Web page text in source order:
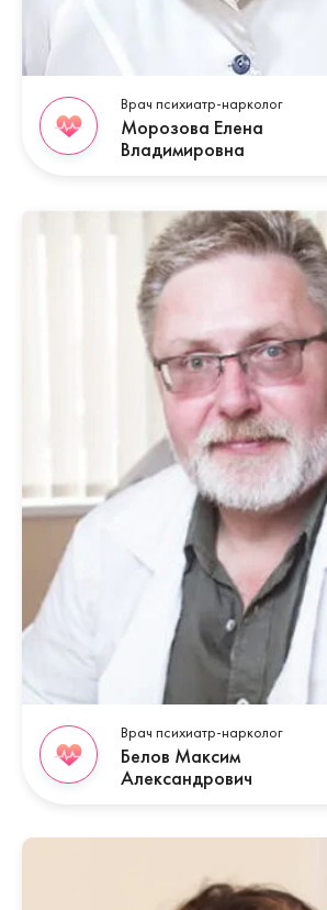
Врач психиатр-нарколог
Морозова Елена
Владимировна
Врач психиатр-нарколог
Белов Максим
Александрович